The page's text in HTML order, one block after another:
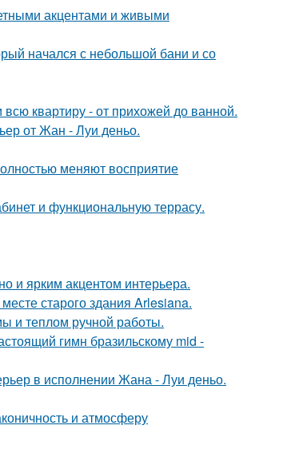
акцентами и живыми
начался с небольшой бани и со
квартиру - от прихожей до ванной.
от Жан - Луи деньо.
меняют восприятие
и функциональную террасу.
и ярким акцентом интерьера.
старого здания Arlesiana.
и теплом ручной работы.
гимн бразильскому mid -
в исполнении Жана - Луи деньо.
и атмосферу